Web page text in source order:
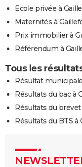
Ecole privée à
Maternités à
Prix immobilier à
Référendum à
Tous les
Résultat
Résultats du bac à
Résultats du
Résultats du BTS à